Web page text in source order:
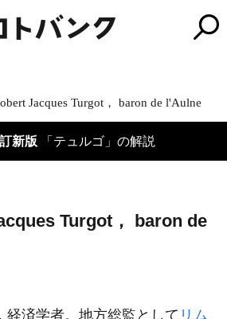
Jacques Turgot， baron de l'Aulne
新版 「テュルゴ」の解説
Turgot， baron de
，経済学者。地方総監として リム